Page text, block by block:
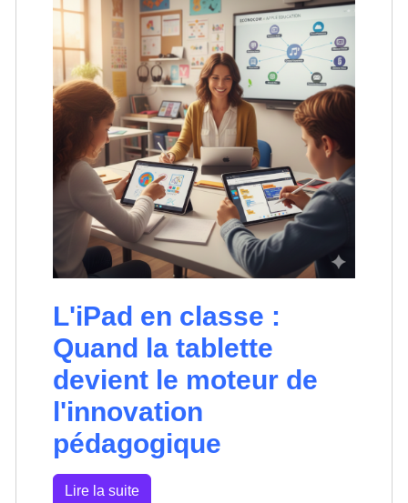
L'iPad en classe :
Quand la tablette
devient le moteur de
l'innovation
pédagogique
Lire la suite